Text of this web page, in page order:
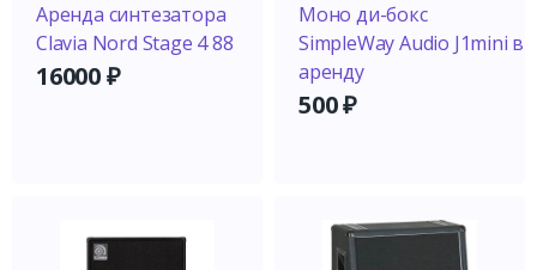
Аренда синтезатора
Clavia Nord Stage 4 88
16000₽
Моно ди-бокс
SimpleWay Audio J1mini в
аренду
500₽